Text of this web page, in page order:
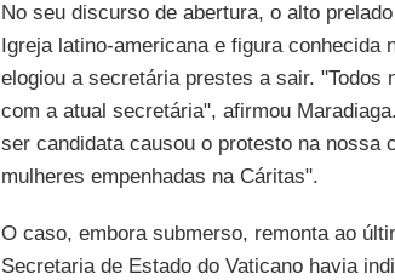
No seu discurso de abertura, o alto
Igreja latino-americana e figura conhecida
elogiou a secretária prestes a sair.
com a atual secretária", afirmou
ser candidata causou o protesto na nossa
mulheres empenhadas na Cáritas".
O caso, embora submerso, remonta ao
Secretaria de Estado do Vaticano havia